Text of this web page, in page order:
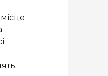
місце